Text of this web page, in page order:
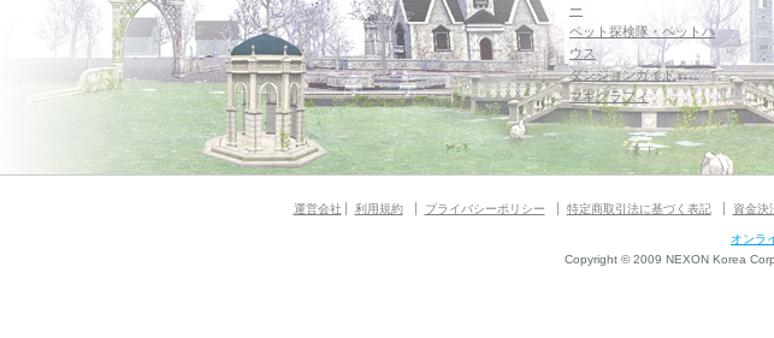
ー
ペット探検隊・ペットハ
ウス
ダンジョンガイド
マギグラフィ
運営会社 利用規約 プライバシーポリシー 特定商取引法に基づく表記 資金決
オンラ
Copyright © 2009 NEXON Korea